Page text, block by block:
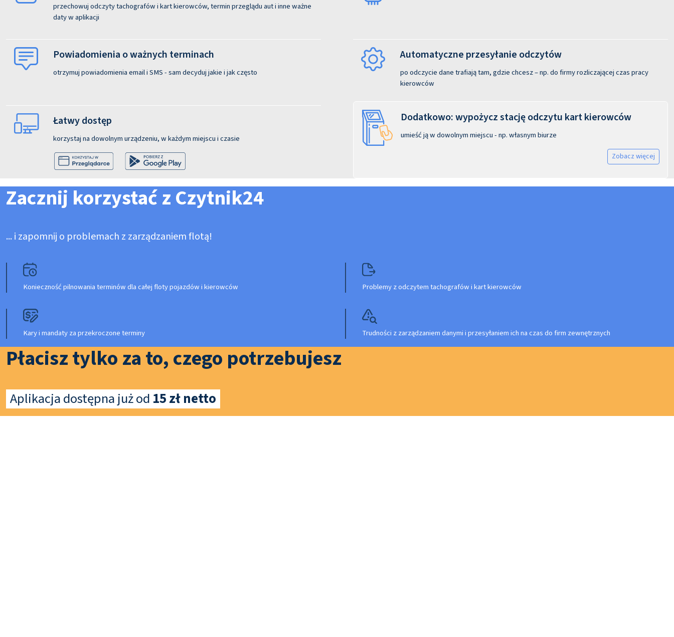
przechowuj odczyty tachografów i kart kierowców, termin przeglądu aut i inne ważne
daty w aplikacji
Powiadomienia o ważnych terminach
otrzymuj powiadomienia email i SMS - sam decyduj jakie i jak często
Automatyczne przesyłanie odczytów
po odczycie dane trafiają tam, gdzie chcesz – np. do firmy rozliczającej czas pracy
kierowców
Łatwy dostęp
korzystaj na dowolnym urządzeniu, w każdym miejscu i czasie
Dodatkowo: wypożycz stację odczytu kart kierowców
umieść ją w dowolnym miejscu - np. własnym biurze
Zobacz więcej
Zacznij korzystać z Czytnik24
... i zapomnij o problemach z zarządzaniem flotą!
Konieczność pilnowania terminów dla całej floty pojazdów i kierowców Problemy z odczytem tachografów i kart kierowców
Kary i mandaty za przekroczone terminy Trudności z zarządzaniem danymi i przesyłaniem ich na czas do firm zewnętrznych
Płacisz tylko za to, czego potrzebujesz
Aplikacja dostępna już od 15 zł netto